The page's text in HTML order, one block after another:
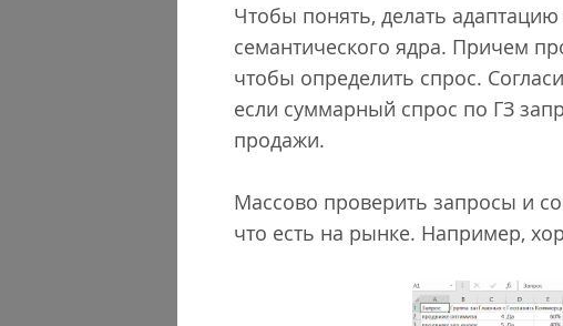
Чтобы понять, делать
семантического ядра. Причем
чтобы определить спрос.
если суммарный спрос по ГЗ
продажи.
Массово проверить запросы и
что есть на рынке. Например,